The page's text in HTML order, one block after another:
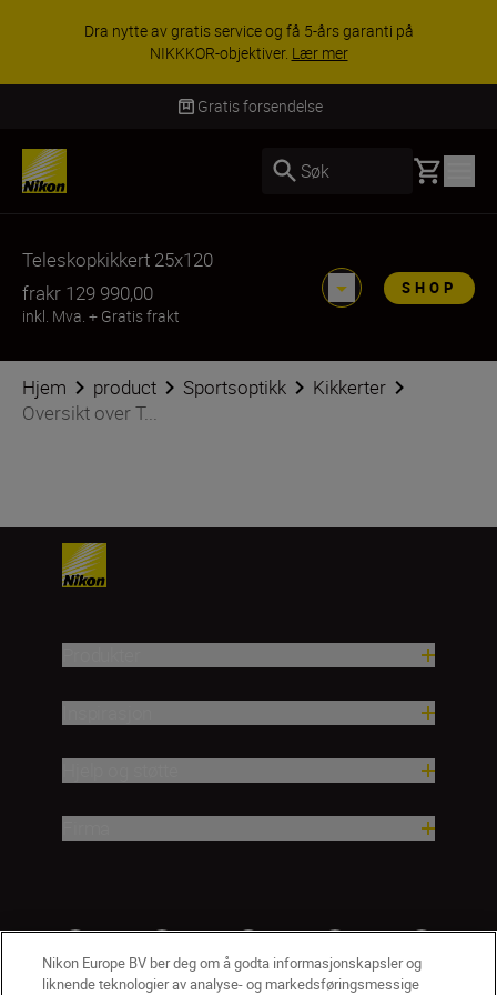
Dra nytte av gratis service og få 5-års garanti på
NIKKKOR-objektiver. Lær mer
Gratis forsendelse
Søk Basket
Teleskopkikkert 25x120
frakr 129 990,00
inkl. Mva. + Gratis frakt
SHOP
Hjem product Sportsoptikk
Kikkerter
Oversikt over T...
Nikon Europe BV ber deg om å godta informasjonskapsler og
liknende teknologier av analyse- og markedsføringsmessige